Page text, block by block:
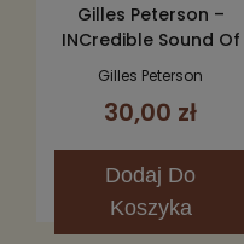
Gilles Peterson –
INCredible Sound Of
Gilles Peterson CD
Gilles Peterson
30,00 zł
Dodaj Do
Koszyka